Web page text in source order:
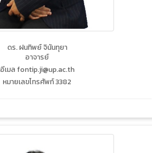
ดร. ฝนทิพย์ จินันทุยา
อาจารย์
อีเมล fontip.ji@up.ac.th
หมายเลขโทรศัพท์ 3382